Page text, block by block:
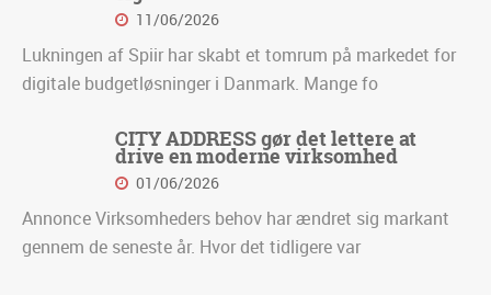
11/06/2026
Lukningen af Spiir har skabt et tomrum på markedet for
digitale budgetløsninger i Danmark. Mange fo
CITY ADDRESS gør det lettere at
drive en moderne virksomhed
01/06/2026
Annonce Virksomheders behov har ændret sig markant
gennem de seneste år. Hvor det tidligere var